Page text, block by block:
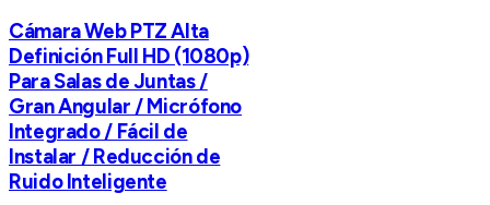
Cámara Web PTZ Alta
Definición Full HD (1080p)
Para Salas de Juntas /
Gran Angular / Micrófono
Integrado / Fácil de
Instalar / Reducción de
Ruido Inteligente